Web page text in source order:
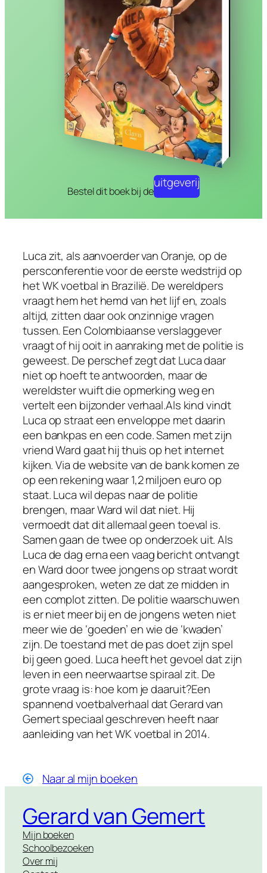
Bestel dit boek bij de
uitgeverij
Luca zit, als aanvoerder van Oranje, op de
persconferentie voor de eerste wedstrijd op
het WK voetbal in Brazilië. De wereldpers
vraagt hem het hemd van het lijf en, zoals
altijd, zitten daar ook onzinnige vragen
tussen. Een Colombiaanse verslaggever
vraagt of hij ooit in aanraking met de politie is
geweest. De perschef zegt dat Luca daar
niet op hoeft te antwoorden, maar de
wereldster wuift die opmerking weg en
vertelt een bijzonder verhaal.Als kind vindt
Luca op straat een enveloppe met daarin
een bankpas en een code. Samen met zijn
vriend Ward gaat hij thuis op het internet
kijken. Via de website van de bank komen ze
op een rekening waar 1,2 miljoen euro op
staat. Luca wil depas naar de politie
brengen, maar Ward wil dat niet. Hij
vermoedt dat dit allemaal geen toeval is.
Samen gaan de twee op onderzoek uit. Als
Luca de dag erna een vaag bericht ontvangt
en Ward door twee jongens op straat wordt
aangesproken, weten ze dat ze midden in
een complot zitten. De politie waarschuwen
is er niet meer bij en de jongens weten niet
meer wie de ‘goeden’ en wie de ‘kwaden’
zijn. De toestand met de pas doet zijn spel
bij geen goed. Luca heeft het gevoel dat zijn
leven in een neerwaartse spiraal zit. De
grote vraag is: hoe kom je daaruit?Een
spannend voetbalverhaal dat Gerard van
Gemert speciaal geschreven heeft naar
aanleiding van het WK voetbal in 2014.
Naar al mijn boeken
Gerard van Gemert
Mijn boeken
Schoolbezoeken
Over mij